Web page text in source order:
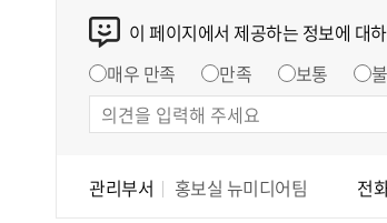
이 페이지에서 제공하는 정보에 대
매우 만족
만족 보통
관리부서 홍보실 뉴미디어팀 전